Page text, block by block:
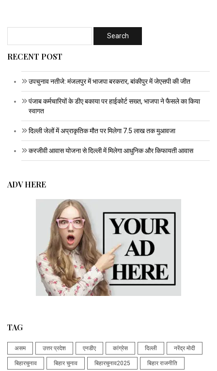
RECENT POST
उपचुनाव नतीजे: मंजलपुर में भाजपा बरकरार, बांकीपुर में जेएसपी की जीत
पंजाब कर्मचारियों के डीए बकाया पर हाईकोर्ट सख्त, भाजपा ने फैसले का किया
स्वागत
दिल्ली जेलों में अप्राकृतिक मौत पर मिलेगा 7.5 लाख तक मुआवजा
करजीवी आवास योजना से दिल्ली में मिलेगा आधुनिक और किफायती आवास
ADV HERE
TAG
असम उत्तर प्रदेश एनडीए कांग्रेस दिल्ली नरेंद्र मोदी
बिहारचुनाव बिहार चुनाव बिहारचुनाव2025 बिहार राजनीति